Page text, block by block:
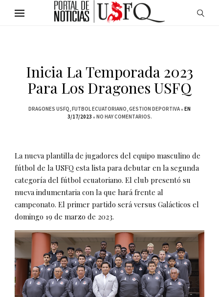
Inicia La Temporada 2023
Para Los Dragones USFQ
DRAGONES USFQ FUTBOL ECUATORIANO GESTION DEPORTIVA
EN
3/17/2023
NO HAY COMENTARIOS.
La nueva plantilla de jugadores del equipo masculino de
fútbol de la USFQ esta lista para debutar en la segunda
categoría del fútbol ecuatoriano. El club presentó su
nueva indumentaria con la que hará frente al
campeonato. El primer partido será versus Galácticos el
domingo 19 de marzo de 2023.